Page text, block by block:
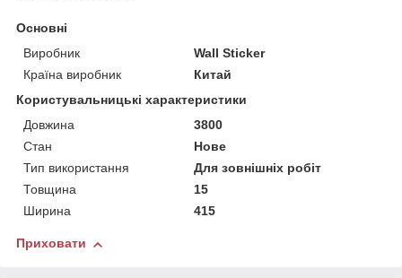
Основні
Виробник
Wall Sticker
Країна виробник
Китай
Користувальницькі характеристики
Довжина
3800
Стан
Нове
Тип використання
Для зовнішніх робіт
Товщина
15
Ширина
415
Приховати